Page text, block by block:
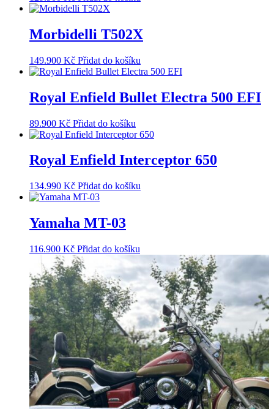
Morbidelli T502X
149.900 Kč Přidat do košíku
Royal Enfield Bullet Electra 500 EFI
89.900 Kč Přidat do košíku
Royal Enfield Interceptor 650
134.990 Kč Přidat do košíku
Yamaha MT-03
116.900 Kč Přidat do košíku